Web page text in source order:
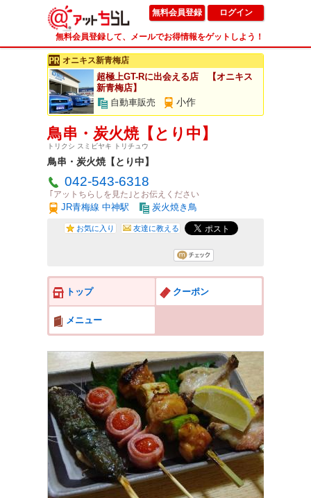
無料会員登録 ログイン
無料会員登録して、メールでお得情報をゲットしよう！
オニキス新青梅店
超極上GT-Rに出会える店 【オニキス
新青梅店】
自動車販売
小作
鳥串・炭火焼【とり中】
トリクシ スミビヤキ トリチュウ
鳥串・炭火焼【とり中】
042-543-6318
｢アットちらしを見た｣とお伝えください
JR青梅線 中神駅 炭火焼き鳥
お気に入り 友達に教える
トップ クーポン
メニュー